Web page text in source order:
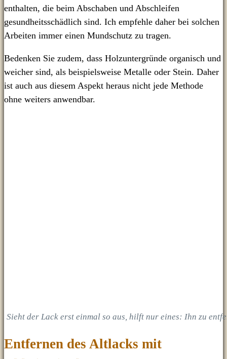
enthalten, die beim Abschaben und Abschleifen
gesundheitsschädlich sind. Ich empfehle daher bei solchen
Arbeiten immer einen Mundschutz zu tragen.
Bedenken Sie zudem, dass Holzuntergründe organisch und
weicher sind, als beispielsweise Metalle oder Stein. Daher
ist auch aus diesem Aspekt heraus nicht jede Methode
ohne weiters anwendbar.
Sieht der Lack erst einmal so aus, hilft nur eines: Ihn zu
Entfernen des Altlacks mit